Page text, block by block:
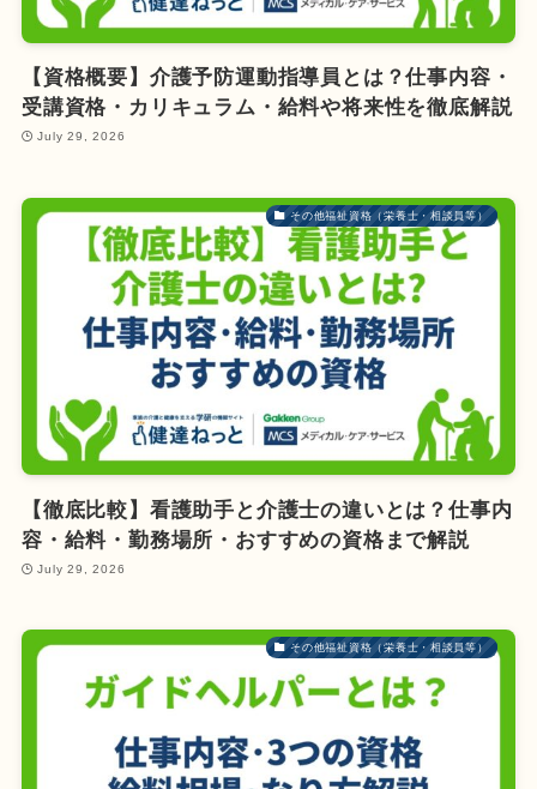
【資格概要】介護予防運動指導員とは？仕事内容・
受講資格・カリキュラム・給料や将来性を徹底解説
July 29, 2026
その他福祉資格（栄養士・相談員等）
【徹底比較】看護助手と介護士の違いとは？仕事内
容・給料・勤務場所・おすすめの資格まで解説
July 29, 2026
その他福祉資格（栄養士・相談員等）